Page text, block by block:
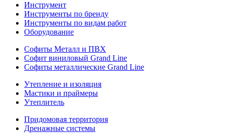
Инструмент
Инструменты по бренду
Инструменты по видам работ
Оборудование
Софиты Металл и ПВХ
Софит виниловый Grand Line
Софиты металлические Grand Line
Утепление и изоляция
Мастики и праймеры
Утеплитель
Придомовая территория
Дренажные системы